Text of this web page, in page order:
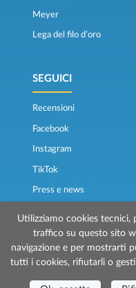
Meyer
Lega del filo d’oro
SEGUICI
Recensioni
Facebook
Instagram
TikTok
Press e news
Utilizziamo cookies tecnici,
traffico su questo sito
navigazione e per mostrarti
tutti i cookies, rifiutarli o